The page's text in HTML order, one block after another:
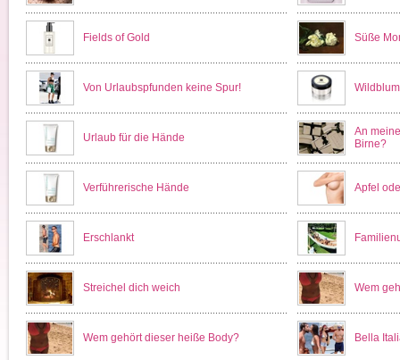
Fields of Gold Süße
Von Urlaubspfunden keine Spur!
Urlaub für die Hände
An
Birne?
Verführerische Hände Apfel
Erschlankt
Streichel dich weich Wem
Wem gehört dieser heiße Body? Bella